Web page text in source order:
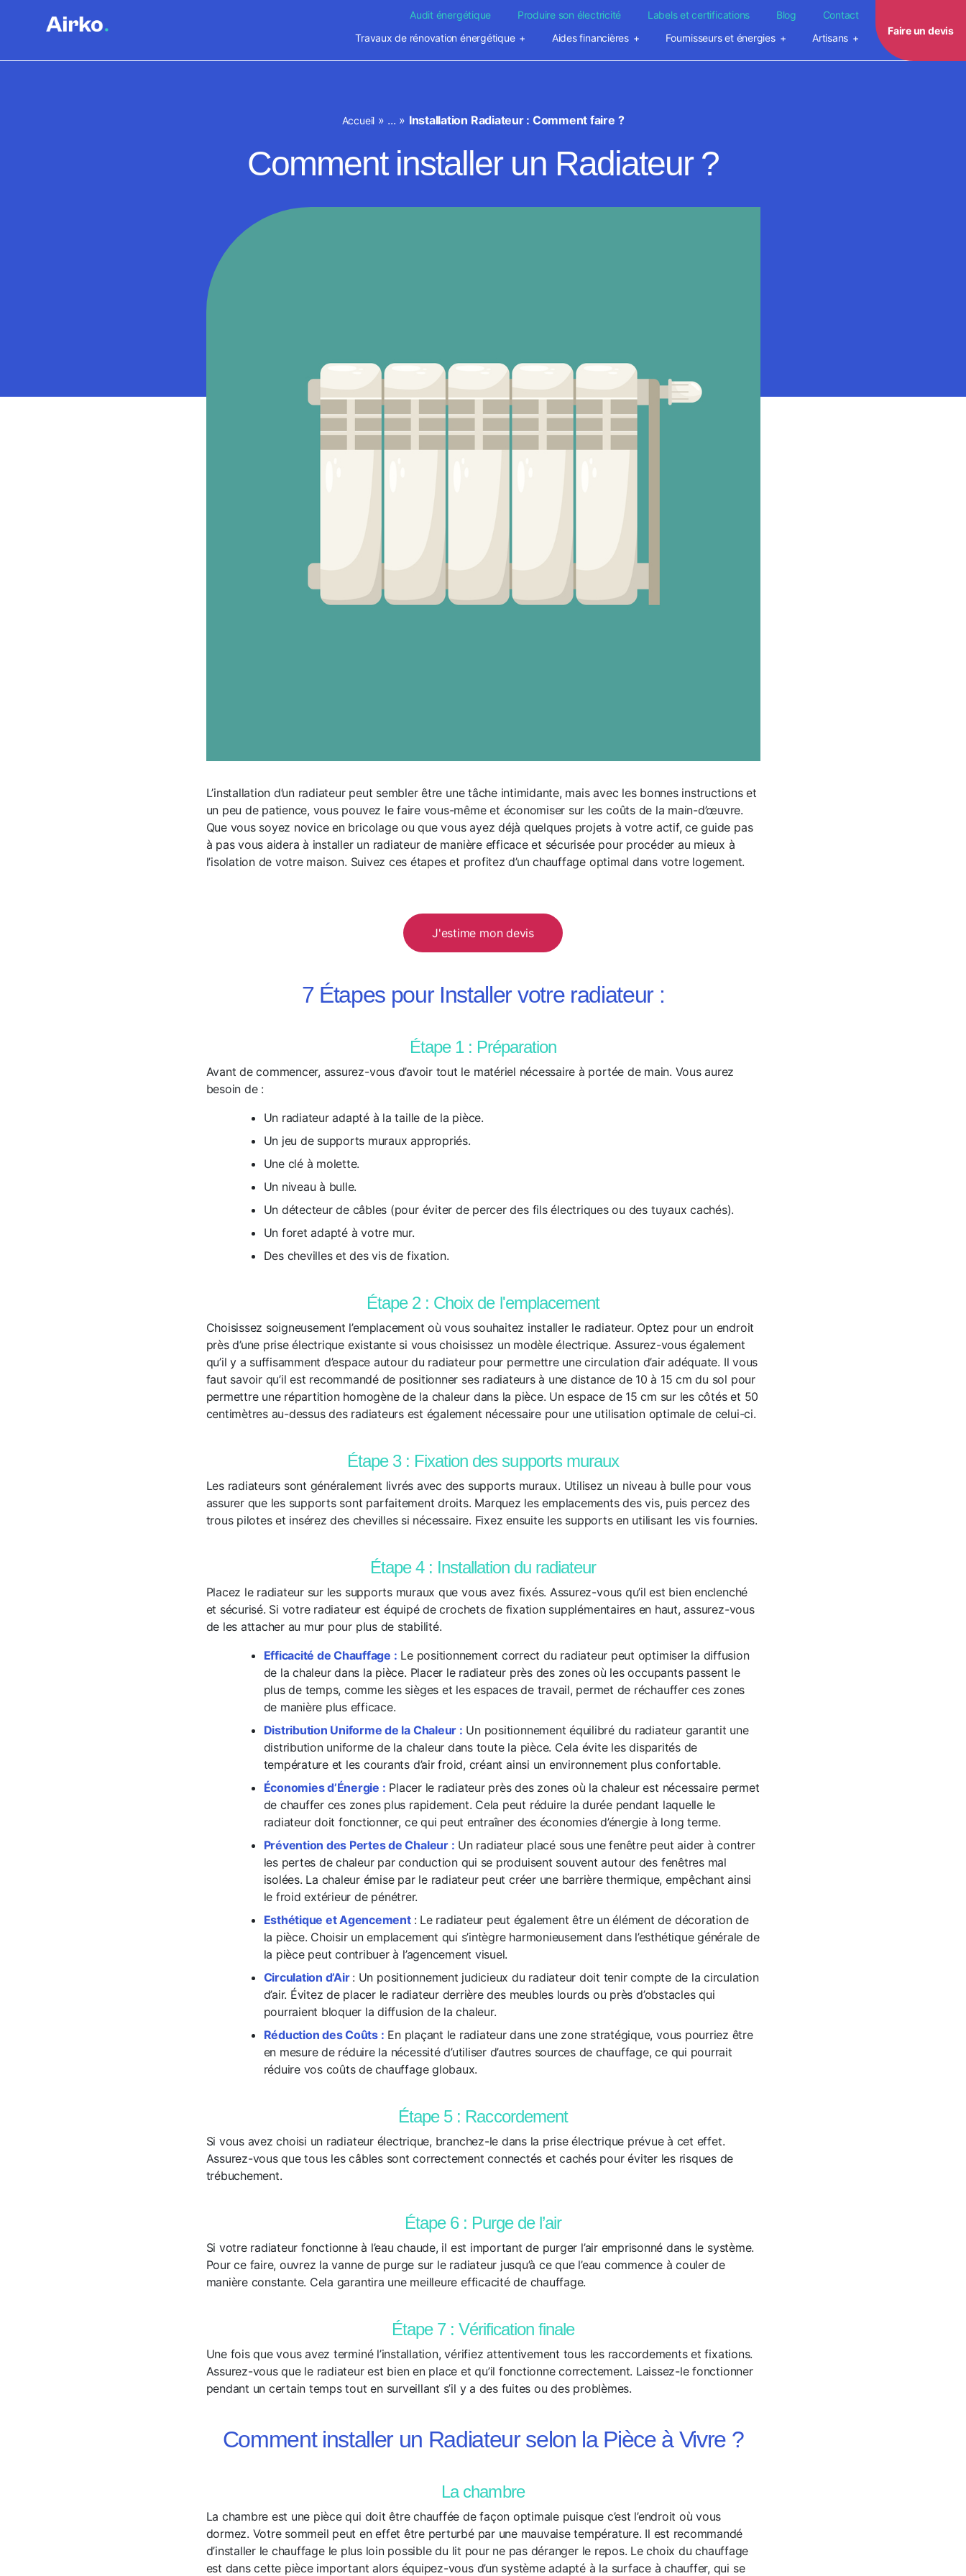
Audit énergétique Produire son électricité Labels et certifications Blog
Contact
Travaux de rénovation énergétique
Aides financières Fournisseurs et énergies Artisans
Faire un devis
Accueil » ... » Installation Radiateur : Comment faire ?
Comment installer un Radiateur ?
L’installation d’un radiateur peut sembler être une tâche intimidante, mais avec les bonnes instructions et
un peu de patience, vous pouvez le faire vous-même et économiser sur les coûts de la main-d’œuvre.
Que vous soyez novice en bricolage ou que vous ayez déjà quelques projets à votre actif, ce guide pas
à pas vous aidera à installer un radiateur de manière efficace et sécurisée pour procéder au mieux à
l’isolation de votre maison. Suivez ces étapes et profitez d’un chauffage optimal dans votre logement.
J'estime mon devis
7 Étapes pour Installer votre radiateur :
Étape 1 : Préparation
Avant de commencer, assurez-vous d’avoir tout le matériel nécessaire à portée de main. Vous aurez
besoin de :
Un radiateur adapté à la taille de la pièce.
Un jeu de supports muraux appropriés.
Une clé à molette.
Un niveau à bulle.
Un détecteur de câbles (pour éviter de percer des fils électriques ou des tuyaux cachés).
Un foret adapté à votre mur.
Des chevilles et des vis de fixation.
Étape 2 : Choix de l'emplacement
Choisissez soigneusement l’emplacement où vous souhaitez installer le radiateur. Optez pour un endroit
près d’une prise électrique existante si vous choisissez un modèle électrique. Assurez-vous également
qu’il y a suffisamment d’espace autour du radiateur pour permettre une circulation d’air adéquate. Il vous
faut savoir qu’il est recommandé de positionner ses radiateurs à une distance de 10 à 15 cm du sol pour
permettre une répartition homogène de la chaleur dans la pièce. Un espace de 15 cm sur les côtés et 50
centimètres au-dessus des radiateurs est également nécessaire pour une utilisation optimale de celui-ci.
Étape 3 : Fixation des supports muraux
Les radiateurs sont généralement livrés avec des supports muraux. Utilisez un niveau à bulle pour vous
assurer que les supports sont parfaitement droits. Marquez les emplacements des vis, puis percez des
trous pilotes et insérez des chevilles si nécessaire. Fixez ensuite les supports en utilisant les vis fournies.
Étape 4 : Installation du radiateur
Placez le radiateur sur les supports muraux que vous avez fixés. Assurez-vous qu’il est bien enclenché
et sécurisé. Si votre radiateur est équipé de crochets de fixation supplémentaires en haut, assurez-vous
de les attacher au mur pour plus de stabilité.
Efficacité de Chauffage : Le positionnement correct du radiateur peut optimiser la diffusion
de la chaleur dans la pièce. Placer le radiateur près des zones où les occupants passent le
plus de temps, comme les sièges et les espaces de travail, permet de réchauffer ces zones
de manière plus efficace.
Distribution Uniforme de la Chaleur : Un positionnement équilibré du radiateur garantit une
distribution uniforme de la chaleur dans toute la pièce. Cela évite les disparités de
température et les courants d’air froid, créant ainsi un environnement plus confortable.
Économies d’Énergie : Placer le radiateur près des zones où la chaleur est nécessaire permet
de chauffer ces zones plus rapidement. Cela peut réduire la durée pendant laquelle le
radiateur doit fonctionner, ce qui peut entraîner des économies d’énergie à long terme.
Prévention des Pertes de Chaleur : Un radiateur placé sous une fenêtre peut aider à contrer
les pertes de chaleur par conduction qui se produisent souvent autour des fenêtres mal
isolées. La chaleur émise par le radiateur peut créer une barrière thermique, empêchant ainsi
le froid extérieur de pénétrer.
Esthétique et Agencement : Le radiateur peut également être un élément de décoration de
la pièce. Choisir un emplacement qui s’intègre harmonieusement dans l’esthétique générale de
la pièce peut contribuer à l’agencement visuel.
Circulation d’Air : Un positionnement judicieux du radiateur doit tenir compte de la circulation
d’air. Évitez de placer le radiateur derrière des meubles lourds ou près d’obstacles qui
pourraient bloquer la diffusion de la chaleur.
Réduction des Coûts : En plaçant le radiateur dans une zone stratégique, vous pourriez être
en mesure de réduire la nécessité d’utiliser d’autres sources de chauffage, ce qui pourrait
réduire vos coûts de chauffage globaux.
Étape 5 : Raccordement
Si vous avez choisi un radiateur électrique, branchez-le dans la prise électrique prévue à cet effet.
Assurez-vous que tous les câbles sont correctement connectés et cachés pour éviter les risques de
trébuchement.
Étape 6 : Purge de l’air
Si votre radiateur fonctionne à l’eau chaude, il est important de purger l’air emprisonné dans le système.
Pour ce faire, ouvrez la vanne de purge sur le radiateur jusqu’à ce que l’eau commence à couler de
manière constante. Cela garantira une meilleure efficacité de chauffage.
Étape 7 : Vérification finale
Une fois que vous avez terminé l’installation, vérifiez attentivement tous les raccordements et fixations.
Assurez-vous que le radiateur est bien en place et qu’il fonctionne correctement. Laissez-le fonctionner
pendant un certain temps tout en surveillant s’il y a des fuites ou des problèmes.
Comment installer un Radiateur selon la Pièce à Vivre ?
La chambre
La chambre est une pièce qui doit être chauffée de façon optimale puisque c’est l’endroit où vous
dormez. Votre sommeil peut en effet être perturbé par une mauvaise température. Il est recommandé
d’installer le chauffage le plus loin possible du lit pour ne pas déranger le repos. Le choix du chauffage
est dans cette pièce important alors équipez-vous d’un système adapté à la surface à chauffer, qui se